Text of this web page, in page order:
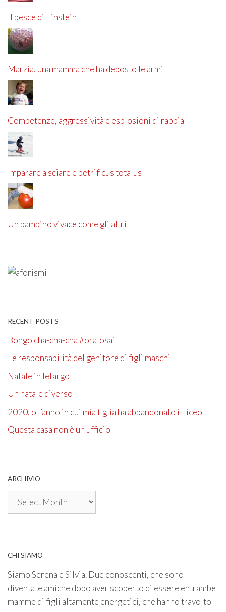
Il pesce di Einstein
Marzia, una mamma che ha deposto le armi
Competenze, aggressività e esplosioni di rabbia
Imparare a sciare e petrificus totalus
Un bambino vivace come gli altri
RECENT POSTS
Bongo cha-cha-cha #oralosai
Le responsabilità del genitore di figli maschi
Natale in letargo
Un natale diverso
2020, o l’anno in cui mia figlia ha abbandonato il liceo
Questa casa non è un ufficio
ARCHIVIO
Archivio
CHI SIAMO
Siamo Serena e Silvia. Due conoscenti, che sono
diventate amiche dopo aver scoperto di essere entrambe
mamme di figli altamente energetici, che hanno travolto